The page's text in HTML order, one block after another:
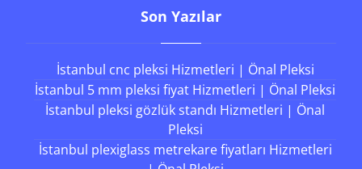
Son Yazılar
İstanbul cnc pleksi Hizmetleri | Önal Pleksi
İstanbul 5 mm pleksi fiyat Hizmetleri | Önal Pleksi
İstanbul pleksi gözlük standı Hizmetleri | Önal
Pleksi
İstanbul plexiglass metrekare fiyatları Hizmetleri